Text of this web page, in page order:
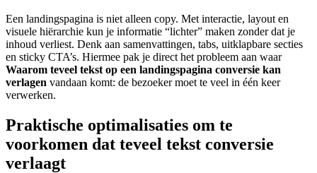
Een landingspagina is niet alleen copy. Met interactie, layout en
visuele hiërarchie kun je informatie “lichter” maken zonder dat je
inhoud verliest. Denk aan samenvattingen, tabs, uitklapbare secties
en sticky CTA’s. Hiermee pak je direct het probleem aan waar
Waarom teveel tekst op een landingspagina conversie kan
verlagen vandaan komt: de bezoeker moet te veel in één keer
verwerken.
Praktische optimalisaties om te
voorkomen dat teveel tekst conversie
verlaagt